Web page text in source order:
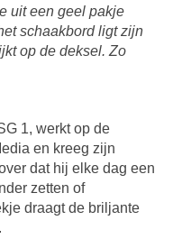
uit een geel pakje
schaakbord ligt zijn
op de deksel. Zo
1, werkt op de
en kreeg zijn
dat hij elke dag een
zetten of
draagt de briljante